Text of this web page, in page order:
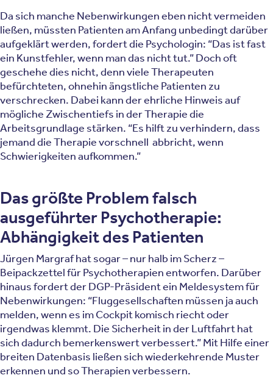
Da sich manche Nebenwirkungen eben nicht vermeiden
ließen, müssten Patienten am Anfang unbedingt darüber
aufgeklärt werden, fordert die Psychologin: “Das ist fast
ein Kunstfehler, wenn man das nicht tut.” Doch oft
geschehe dies nicht, denn viele Therapeuten
befürchteten, ohnehin ängstliche Patienten zu
verschrecken. Dabei kann der ehrliche Hinweis auf
mögliche Zwischentiefs in der Therapie die
Arbeitsgrundlage stärken. “Es hilft zu verhindern, dass
jemand die Therapie vorschnell abbricht, wenn
Schwierigkeiten aufkommen.”
Das größte Problem falsch
ausgeführter Psychotherapie:
Abhängigkeit des Patienten
Jürgen Margraf hat sogar – nur halb im Scherz –
Beipackzettel für Psychotherapien entworfen. Darüber
hinaus fordert der DGP-Präsident ein Meldesystem für
Nebenwirkungen: “Fluggesellschaften müssen ja auch
melden, wenn es im Cockpit komisch riecht oder
irgendwas klemmt. Die Sicherheit in der Luftfahrt hat
sich dadurch bemerkenswert verbessert.” Mit Hilfe einer
breiten Datenbasis ließen sich wiederkehrende Muster
erkennen und so Therapien verbessern.